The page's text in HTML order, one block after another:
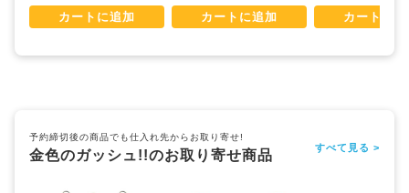
カートに追加 カートに追加 カートに
予約締切後の商品でも仕入れ先からお取り寄せ!
金色のガッシュ!!のお取り寄せ商品 すべて見る >